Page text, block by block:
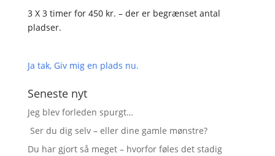
3 X 3 timer for 450 kr. – der er begrænset antal
pladser.
Ja tak, Giv mig en plads nu.
Seneste nyt
Jeg blev forleden spurgt…
Ser du dig selv – eller dine gamle mønstre?
Du har gjort så meget – hvorfor føles det stadig